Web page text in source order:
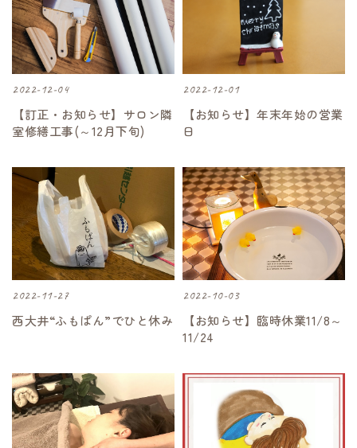
2022-12-04
【訂正・お知らせ】サロン隣
室修繕工事(～12月下旬)
2022-12-01
【お知らせ】年末年始の営業
日
2022-11-27
西大井“ふもぱん”でひと休み
2022-10-03
【お知らせ】臨時休業11/8～
11/24